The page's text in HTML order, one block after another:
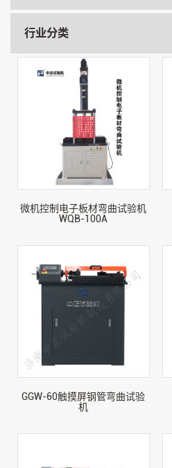
行业分类
微机控制电子板材弯曲试验机
WQB-100A
GGW-60触摸屏钢管弯曲试验
机